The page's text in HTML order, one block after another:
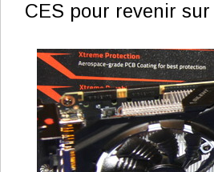
CES pour revenir